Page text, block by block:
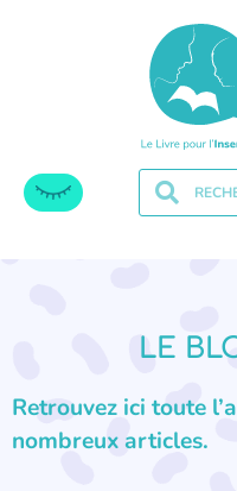
LE
Retrouvez ici toute
nombreux articles.